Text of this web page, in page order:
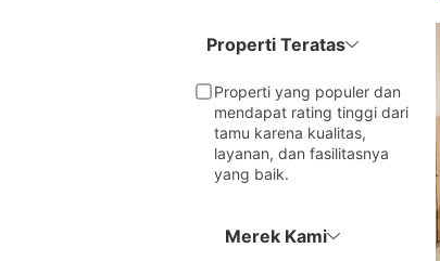
Properti Teratas
Properti yang populer dan
mendapat rating tinggi dari
tamu karena kualitas,
layanan, dan fasilitasnya
yang baik.
Merek Kami